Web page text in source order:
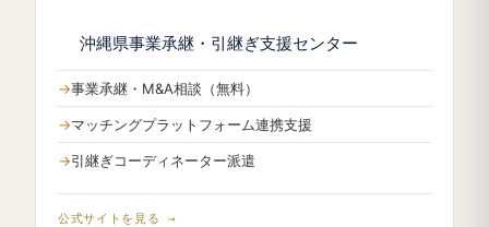
沖縄県事業承継・引継ぎ支援センター
事業承継・M&A相談（無料）
マッチングプラットフォーム連携支援
引継ぎコーディネーター派遣
公式サイトを見る →